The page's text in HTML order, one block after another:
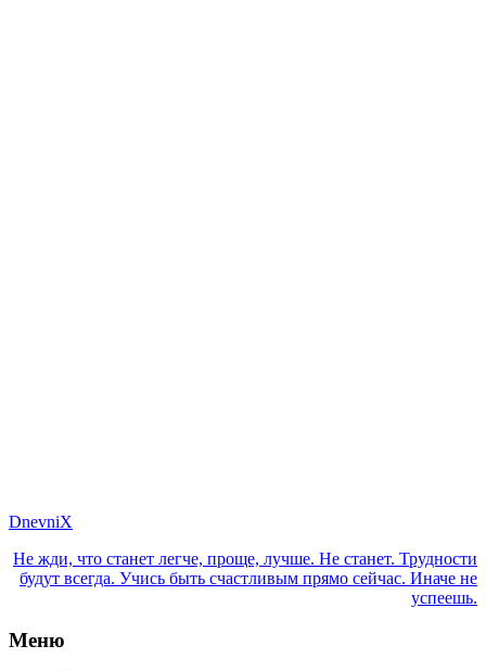
DnevniX
Не жди, что станет легче, проще, лучше. Не станет. Трудности
будут всегда. Учись быть счастливым прямо сейчас. Иначе не
успеешь.
Меню